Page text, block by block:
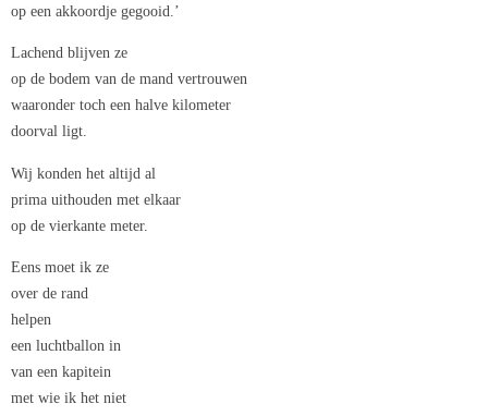
op een akkoordje gegooid.’
Lachend blijven ze
op de bodem van de mand vertrouwen
waaronder toch een halve kilometer
doorval ligt.
Wij konden het altijd al
prima uithouden met elkaar
op de vierkante meter.
Eens moet ik ze
over de rand
helpen
een luchtballon in
van een kapitein
met wie ik het niet